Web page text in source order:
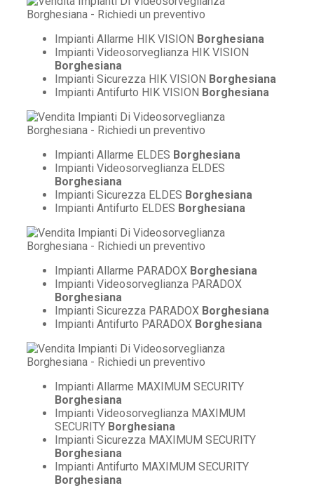
Impianti Allarme HIK VISION Borghesiana
Impianti Videosorveglianza HIK VISION
Borghesiana
Impianti Sicurezza HIK VISION Borghesiana
Impianti Antifurto HIK VISION Borghesiana
Impianti Allarme ELDES Borghesiana
Impianti Videosorveglianza ELDES
Borghesiana
Impianti Sicurezza ELDES Borghesiana
Impianti Antifurto ELDES Borghesiana
Impianti Allarme PARADOX Borghesiana
Impianti Videosorveglianza PARADOX
Borghesiana
Impianti Sicurezza PARADOX Borghesiana
Impianti Antifurto PARADOX Borghesiana
Impianti Allarme MAXIMUM SECURITY
Borghesiana
Impianti Videosorveglianza MAXIMUM
SECURITY Borghesiana
Impianti Sicurezza MAXIMUM SECURITY
Borghesiana
Impianti Antifurto MAXIMUM SECURITY
Borghesiana